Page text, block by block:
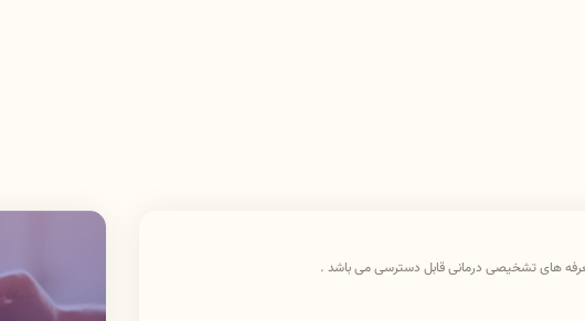
های تشخیصی درمانی قابل دسترسی می باشد .